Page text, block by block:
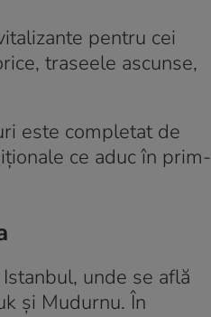
pentru cei
traseele ascunse,
este completat de
ce aduc în prim-
unde se află
și Mudurnu. În